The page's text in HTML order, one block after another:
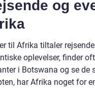
og
til Afrika tiltaler
oplevelser, finder
i Botswana og se de
har Afrika noget for